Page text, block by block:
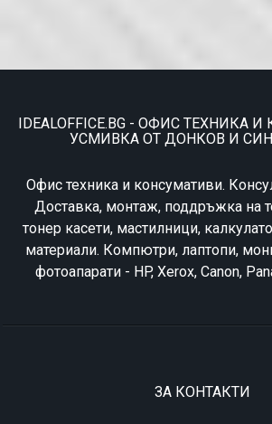
IDEALOFFICE.BG - ОФИС ТЕХНИКА
УСМИВКА ОТ ДОНКОВ И
Офис техника и консумативи.
Доставка, монтаж, поддръжка на
тонер касети, мастилници,
материали. Компютри, лаптопи,
фотоапарати - HP, Xerox, Canon,
ЗА КОНТАКТИ